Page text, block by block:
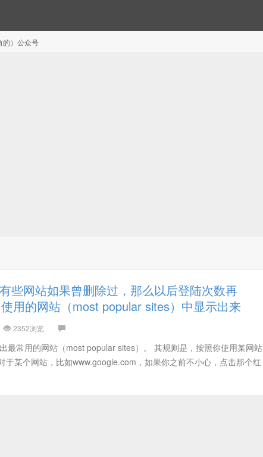
的）公众号
些网站如果曾删除过，那么以后登陆次数再
用的网站（most popular sites）中显示出来
2352浏览
最常用的网站（most popular sites）。 其规则是，按照你使用某网站
于某个网站，比如www.google.com，如果你之前不小心，点击那个红